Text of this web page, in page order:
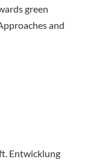
green
and
Entwicklung